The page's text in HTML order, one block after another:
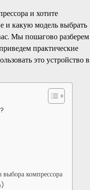
и хотите
и какую модель выбрать
Мы пошагово разберем
практические
это устройство в
компрессора